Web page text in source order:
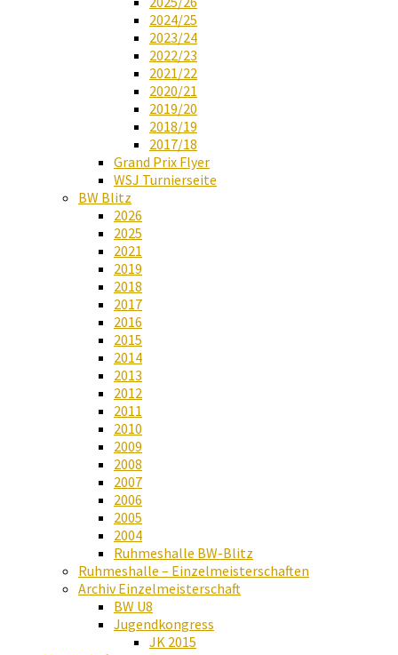
2024/25
2023/24
2022/23
2021/22
2020/21
2019/20
2018/19
2017/18
Grand Prix Flyer
WSJ Turnierseite
BW Blitz
2026
2025
2021
2019
2018
2017
2016
2015
2014
2013
2012
2011
2010
2009
2008
2007
2006
2005
2004
Ruhmeshalle BW-Blitz
Ruhmeshalle – Einzelmeisterschaften
Archiv Einzelmeisterschaft
BW U8
Jugendkongress
JK 2015